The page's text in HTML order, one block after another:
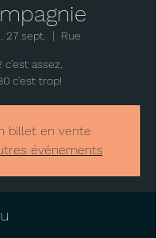
27 sept.
  |
Rue
c'est assez,
c'est trop!
billet en vente
événements